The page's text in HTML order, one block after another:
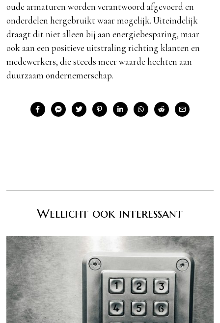
oude armaturen worden verantwoord afgevoerd en
onderdelen hergebruikt waar mogelijk. Uiteindelijk
draagt dit niet alleen bij aan energiebesparing, maar
ook aan een positieve uitstraling richting klanten en
medewerkers, die steeds meer waarde hechten aan
duurzaam ondernemerschap.
Wellicht ook interessant